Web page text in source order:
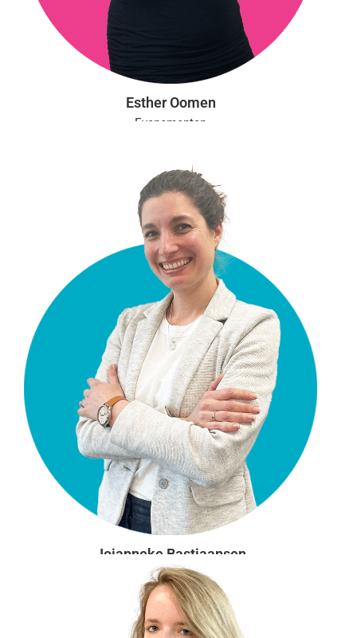
Esther Oomen
Evenementen
e.oomen@vgct.nl
0302361565
Jojanneke Bastiaansen
Kennisredacteur
Aanwezig: ma, di, do
j.bastiaansen@vgct.nl